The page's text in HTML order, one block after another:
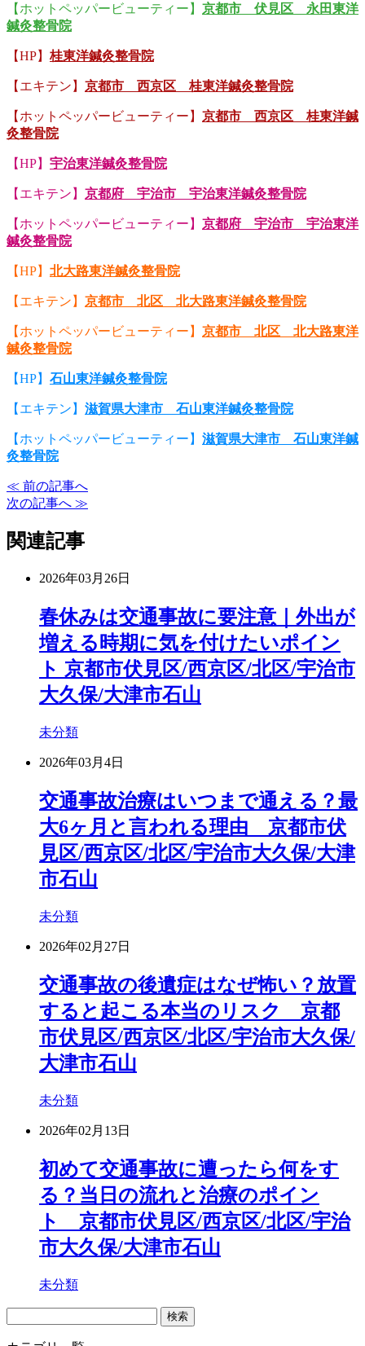
【ホットペッパービューティー】 京都市 伏見区 永田東洋
鍼灸整骨院
【HP】 桂東洋鍼灸整骨院
【エキテン】 京都市 西京区 桂東洋鍼灸整骨院
【ホットペッパービューティー】 京都市 西京区 桂東洋鍼
灸整骨院
【HP】 宇治東洋鍼灸整骨院
【エキテン】 京都府 宇治市 宇治東洋鍼灸整骨院
【ホットペッパービューティー】 京都府 宇治市 宇治東洋
鍼灸整骨院
【HP】 北大路東洋鍼灸整骨院
【エキテン】 京都市 北区 北大路東洋鍼灸整骨院
【ホットペッパービューティー】 京都市 北区 北大路東洋
鍼灸整骨院
【HP】 石山東洋鍼灸整骨院
【エキテン】 滋賀県大津市 石山東洋鍼灸整骨院
【ホットペッパービューティー】 滋賀県大津市 石山東洋鍼
灸整骨院
≪ 前の記事へ
次の記事へ ≫
関連記事
2026年03月26日
春休みは交通事故に要注意｜外出が
増える時期に気を付けたいポイン
ト 京都市伏見区/西京区/北区/宇治市
大久保/大津市石山
未分類
2026年03月4日
交通事故治療はいつまで通える？最
大6ヶ月と言われる理由 京都市伏
見区/西京区/北区/宇治市大久保/大津
市石山
未分類
2026年02月27日
交通事故の後遺症はなぜ怖い？放置
すると起こる本当のリスク 京都
市伏見区/西京区/北区/宇治市大久保/
大津市石山
未分類
2026年02月13日
初めて交通事故に遭ったら何をす
る？当日の流れと治療のポイン
ト 京都市伏見区/西京区/北区/宇治
市大久保/大津市石山
未分類